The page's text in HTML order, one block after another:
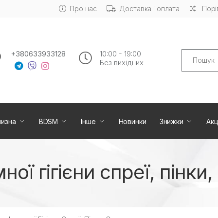
Про нас Доставка і оплата
+380633933128
10:00 - 19:00
Без вихiдних
Search
BDSM Інше Новинки Знижки
гігієни спреї,